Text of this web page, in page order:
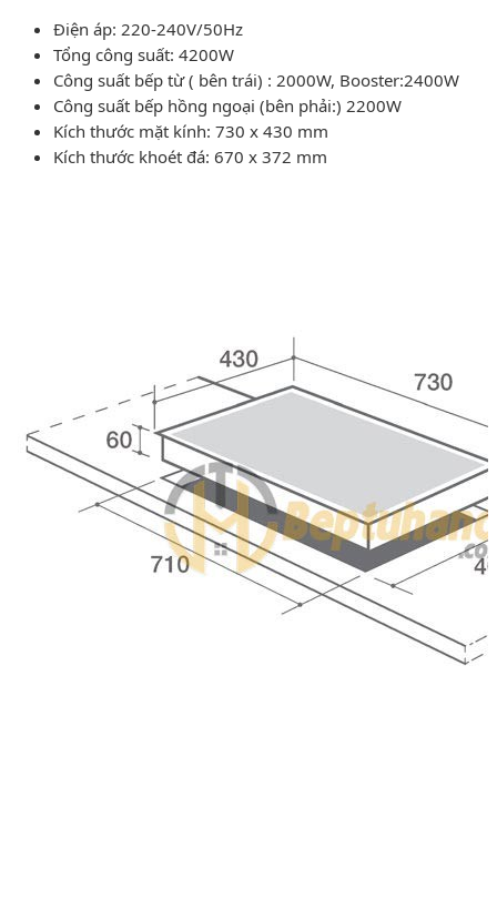
Điện áp: 220-240V/50Hz
Tổng công suất: 4200W
Công suất bếp từ ( bên trái) : 2000W, Booster:2400W
Công suất bếp hồng ngoại (bên phải:) 2200W
Kích thước mặt kính: 730 x 430 mm
Kích thước khoét đá: 670 x 372 mm